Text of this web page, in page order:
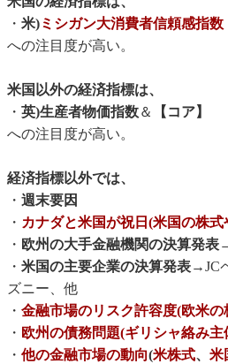
・ 米)ミシガン大消費者信頼感指数
への注目度が高い。
米国以外の経済指標は、
・ 英)生産者物価指数＆
【コア】
への注目度が高い。
経済指標以外では、
・ 週末要因
・ カナダと米国が祝日(米国の株
・ 欧州の大手金融機関の決算発表
・ 米国の主要企業の決算発表→JC
ズニー、他
・ 金融市場のリスク許容度(欧米
・ 欧州の債務問題(ギリシャ絡み
・ 他の金融市場の動向(米株式、 米